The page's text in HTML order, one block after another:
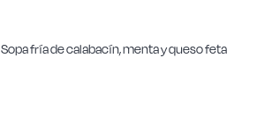
Sopa fría de calabacín, menta y queso feta